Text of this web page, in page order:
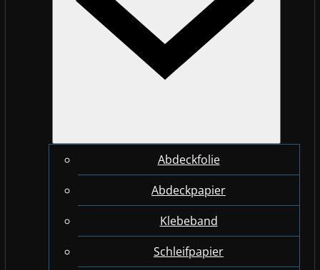
Abdeckfolie
Abdeckpapier
Klebeband
Schleifpapier